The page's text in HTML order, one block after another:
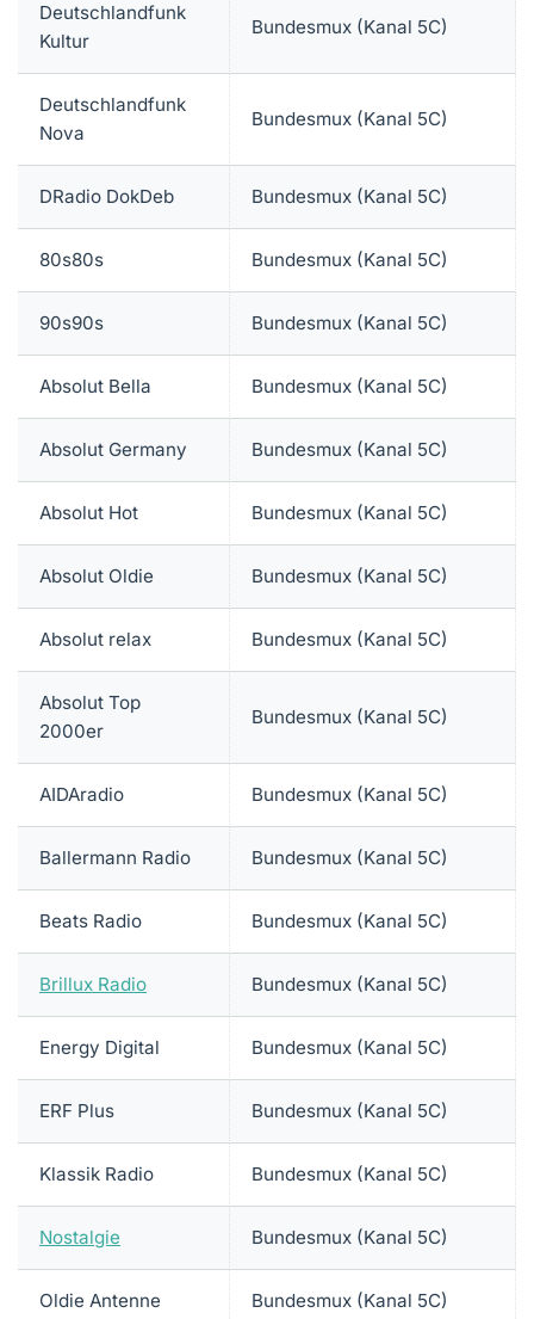
Deutschlandfunk
Kultur
Bundesmux (Kanal 5C)
Deutschlandfunk
Nova
Bundesmux (Kanal 5C)
DRadio DokDeb Bundesmux (Kanal 5C)
80s80s Bundesmux (Kanal 5C)
90s90s Bundesmux (Kanal 5C)
Absolut Bella Bundesmux (Kanal 5C)
Absolut Germany Bundesmux (Kanal 5C)
Absolut Hot Bundesmux (Kanal 5C)
Absolut Oldie Bundesmux (Kanal 5C)
Absolut relax Bundesmux (Kanal 5C)
Absolut Top
2000er
Bundesmux (Kanal 5C)
AIDAradio Bundesmux (Kanal 5C)
Ballermann Radio Bundesmux (Kanal 5C)
Beats Radio Bundesmux (Kanal 5C)
Brillux Radio Bundesmux (Kanal 5C)
Energy Digital Bundesmux (Kanal 5C)
ERF Plus Bundesmux (Kanal 5C)
Klassik Radio Bundesmux (Kanal 5C)
Nostalgie Bundesmux (Kanal 5C)
Oldie Antenne Bundesmux (Kanal 5C)